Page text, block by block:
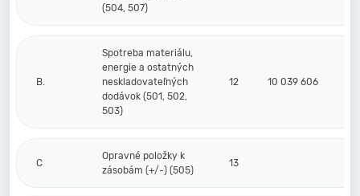
(504, 507)
B.
Spotreba materiálu,
energie a ostatných
neskladovateľných
dodávok (501, 502,
503)
12 10 039 606
C
Opravné položky k
zásobám (+/-) (505)
13